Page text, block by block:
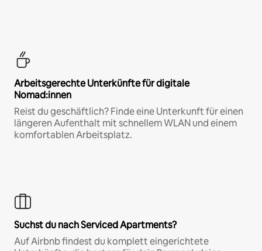
Arbeitsgerechte Unterkünfte für digitale
Nomad:innen
Reist du geschäftlich? Finde eine Unterkunft für einen
längeren Aufenthalt mit schnellem WLAN und einem
komfortablen Arbeitsplatz.
Suchst du nach Serviced Apartments?
Auf Airbnb findest du komplett eingerichtete